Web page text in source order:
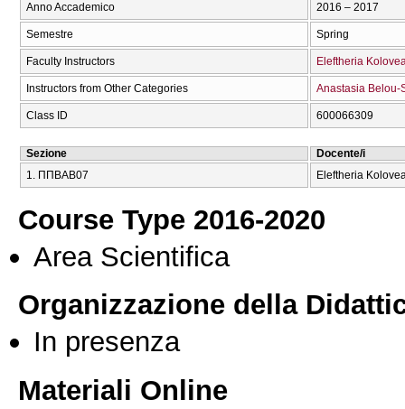
Anno Accademico 2016 – 2017
Semestre Spring
Faculty Instructors Eleftheria
Instructors from Other Categories Anastasia Belou-
Class ID 600066309
Sezione
Docente/i
1. ΠΠΒΑΒ07
Eleftheria
Course Type 2016-2020
Area Scientifica
Organizzazione della
In presenza
Materiali Online